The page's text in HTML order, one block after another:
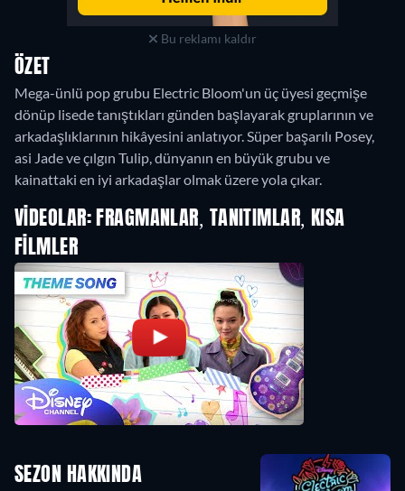
Bu reklamı kaldır
ÖZET
Mega-ünlü pop grubu Electric Bloom'un üç üyesi geçmişe
dönüp lisede tanıştıkları günden başlayarak gruplarının ve
arkadaşlıklarının hikâyesini anlatıyor. Süper başarılı Posey,
asi Jade ve çılgın Tulip, dünyanın en büyük grubu ve
kainattaki en iyi arkadaşlar olmak üzere yola çıkar.
VIDEOLAR: FRAGMANLAR, TANITIMLAR, KISA
FILMLER
SEZON HAKKINDA